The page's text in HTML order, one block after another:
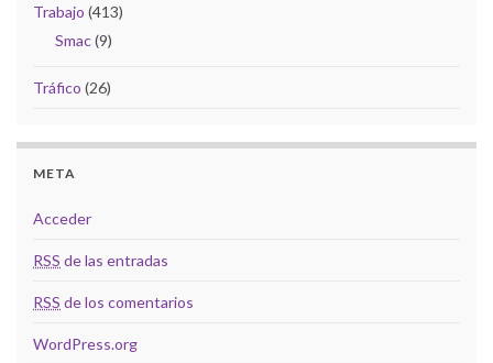
Trabajo (413)
Smac(9)
Tráfico (26)
META
Acceder
RSS de las entradas
RSS de los comentarios
WordPress.org